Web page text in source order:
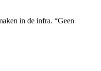
in de infra. “Geen